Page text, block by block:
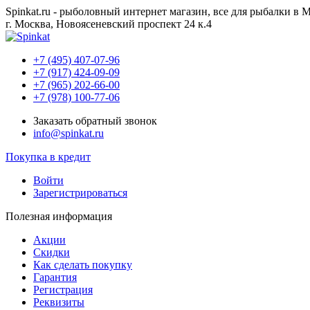
Spinkat.ru - рыболовный интернет магазин, все для рыбалки в
г. Москва, Новоясеневский проспект 24 к.4
+7 (495) 407-07-96
+7 (917) 424-09-09
+7 (965) 202-66-00
+7 (978) 100-77-06
Заказать обратный звонок
info@spinkat.ru
Покупка в кредит
Войти
Зарегистрироваться
Полезная информация
Акции
Скидки
Как сделать покупку
Гарантия
Регистрация
Реквизиты